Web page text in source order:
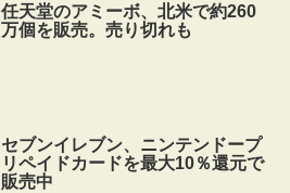
任天堂のアミーボ、北米で約260
万個を販売。売り切れも
セブンイレブン、ニンテンドープ
リペイドカードを最大10％還元で
販売中